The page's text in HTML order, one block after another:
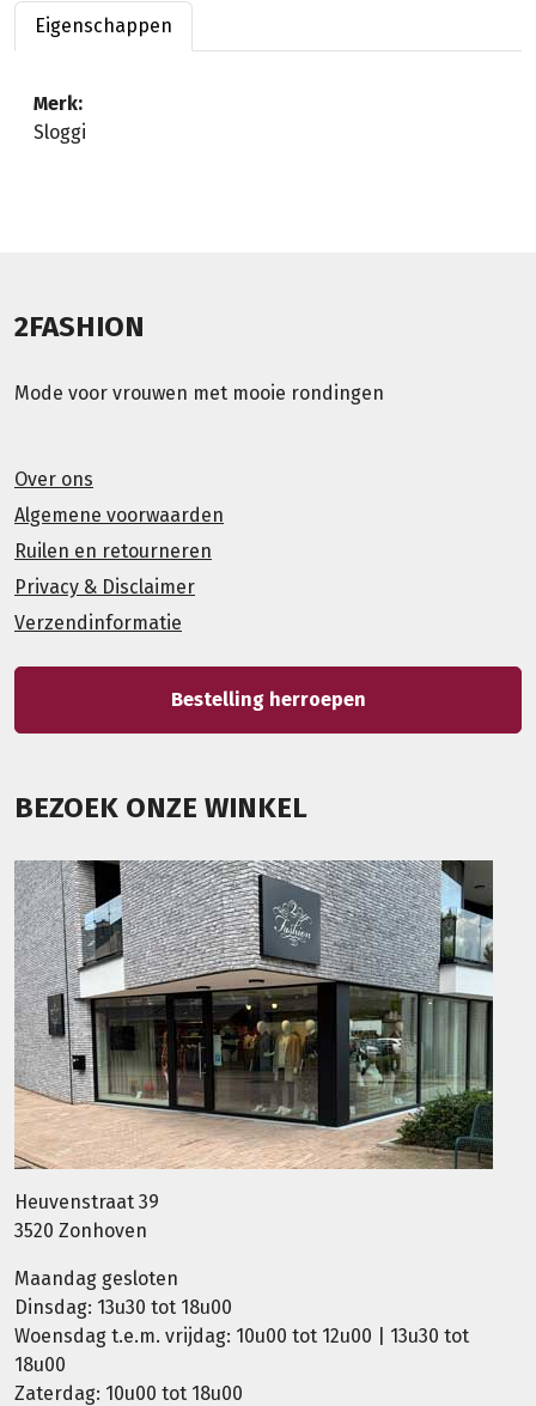
Eigenschappen
Merk:
Sloggi
2FASHION
Mode voor vrouwen met mooie rondingen
Over ons
Algemene voorwaarden
Ruilen en retourneren
Privacy & Disclaimer
Verzendinformatie
Bestelling herroepen
BEZOEK ONZE WINKEL
Heuvenstraat 39
3520 Zonhoven
Maandag gesloten
Dinsdag: 13u30 tot 18u00
Woensdag t.e.m. vrijdag: 10u00 tot 12u00 | 13u30 tot
18u00
Zaterdag: 10u00 tot 18u00